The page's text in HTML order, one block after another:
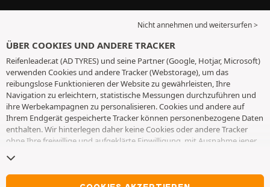
Nicht annehmen und weitersurfen >
ÜBER COOKIES UND ANDERE TRACKER
Reifenleader.at (AD TYRES) und seine Partner (Google, Hotjar, Microsoft)
verwenden Cookies und andere Tracker (Webstorage), um das
reibungslose Funktionieren der Website zu gewährleisten, Ihre
Navigation zu erleichtern, statistische Messungen durchzuführen und
ihre Werbekampagnen zu personalisieren. Cookies und andere auf
Ihrem Endgerät gespeicherte Tracker können personenbezogene Daten
enthalten. Wir hinterlegen daher keine Cookies oder andere Tracker
ohne Ihre freiwillige und aufgeklärte Einwilligung, mit Ausnahme jener,
Auswahl für einen Zeitraum von 6 Monaten. Sie können Ihre
Einwilligung jederzeit widerrufen, indem Sie die WebseiteCookies und